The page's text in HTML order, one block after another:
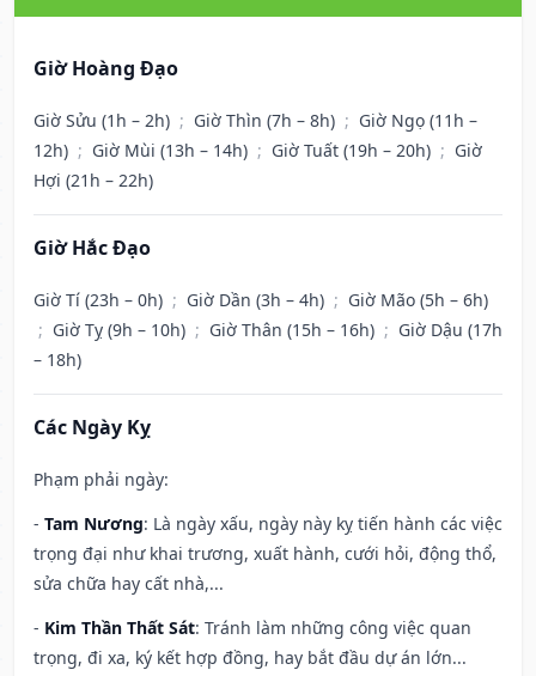
Giờ Hoàng Đạo
Giờ Sửu (1h – 2h) ; Giờ Thìn (7h – 8h) ; Giờ Ngọ (11h –
12h) ; Giờ Mùi (13h – 14h) ; Giờ Tuất (19h – 20h) ; Giờ
Hợi (21h – 22h)
Giờ Hắc Đạo
Giờ Tí (23h – 0h) ; Giờ Dần (3h – 4h) ; Giờ Mão (5h – 6h)
; Giờ Tỵ (9h – 10h) ; Giờ Thân (15h – 16h) ; Giờ Dậu (17h
– 18h)
Các Ngày Kỵ
Phạm phải ngày:
- Tam Nương: Là ngày xấu, ngày này kỵ tiến hành các việc
trọng đại như khai trương, xuất hành, cưới hỏi, động thổ,
sửa chữa hay cất nhà,...
- Kim Thần Thất Sát: Tránh làm những công việc quan
trọng, đi xa, ký kết hợp đồng, hay bắt đầu dự án lớn...